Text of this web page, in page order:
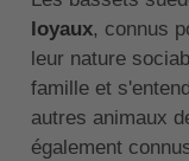
loyaux, connus
leur nature
famille et
autres animaux
également